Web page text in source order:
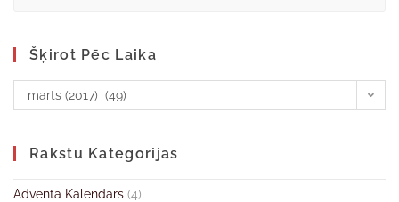
Šķirot Pēc Laika
marts (2017) (49)
Rakstu Kategorijas
Adventa Kalendārs (4)